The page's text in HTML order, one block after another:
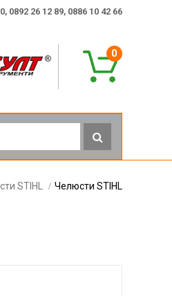
0892 26 12 89, 0886 10 42 66
0
STIHL Челюсти STIHL